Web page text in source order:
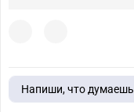
Напиши, что думаешь